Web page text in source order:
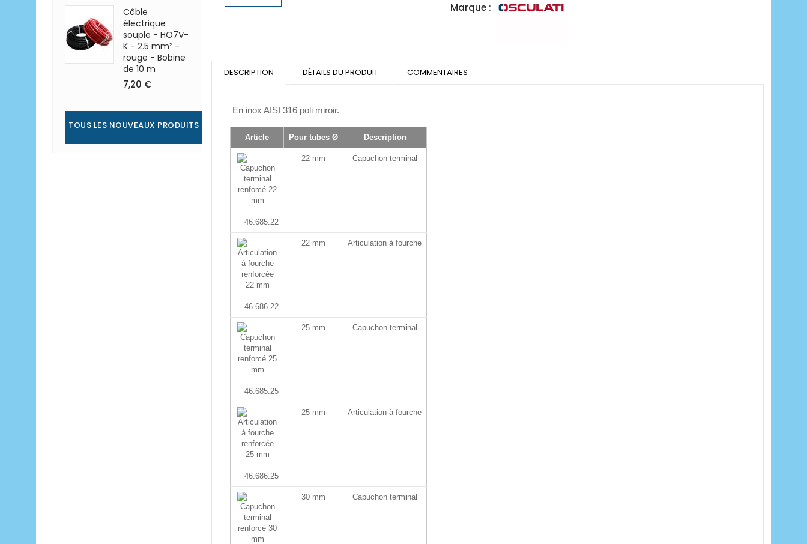
Câble
électrique
souple - HO7V-
K - 2.5 mm² -
rouge - Bobine
de 10 m
7,20 €
TOUS LES NOUVEAUX PRODUITS
Marque :
DESCRIPTION DÉTAILS DU PRODUIT COMMENTAIRES
En inox AISI 316 poli miroir.
Article Pour tubes Ø Description
46.685.22
22 mm Capuchon terminal
46.686.22
22 mm Articulation à fourche
46.685.25
25 mm Capuchon terminal
46.686.25
25 mm Articulation à fourche
30 mm Capuchon terminal